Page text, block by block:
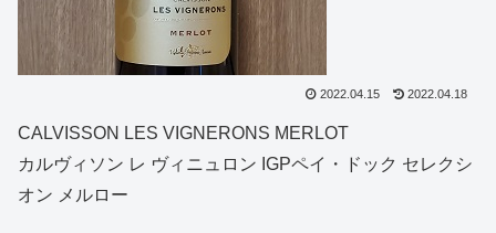
2022.04.15 2022.04.18
CALVISSON LES VIGNERONS MERLOT
カルヴィソン レ ヴィニュロン IGPペイ・ドック セレクシ
オン メルロー